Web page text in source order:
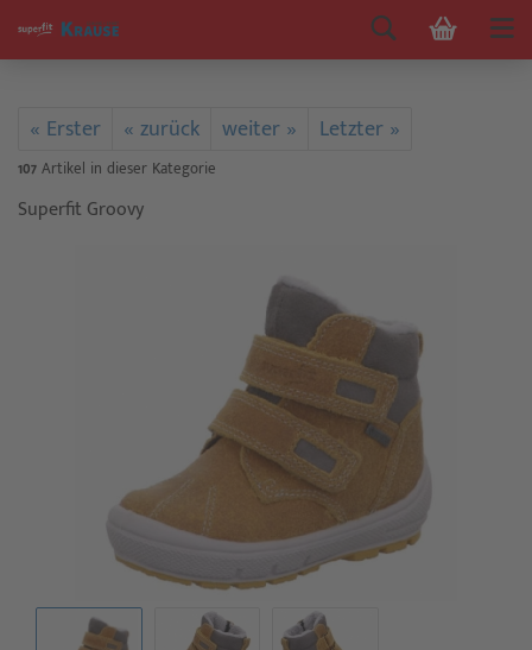
« Erster « zurück weiter » Letzter »
107Artikel in dieser Kategorie
Superfit Groovy